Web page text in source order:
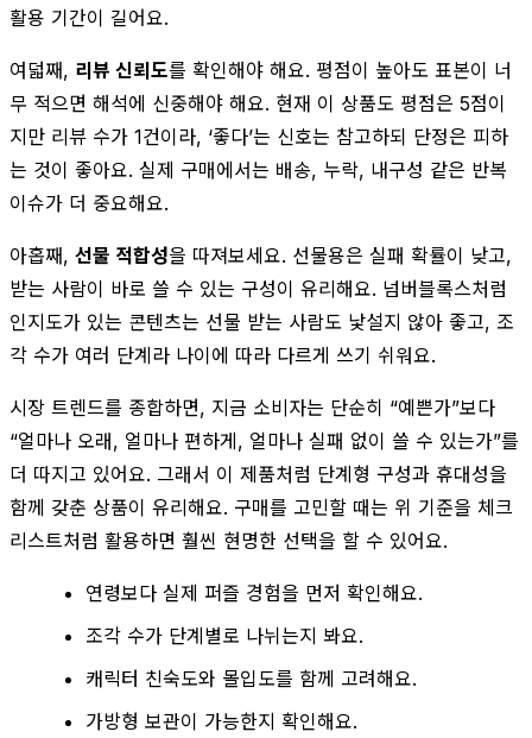
활용 기간이 길어요.
여덟째, 리뷰 신뢰도를 확인해야 해요. 평점이 높아도 표본이 너
무 적으면 해석에 신중해야 해요. 현재 이 상품도 평점은 5점이
지만 리뷰 수가 1건이라, ‘좋다’는 신호는 참고하되 단정은 피하
는 것이 좋아요. 실제 구매에서는 배송, 누락, 내구성 같은 반복
이슈가 더 중요해요.
아홉째, 선물 적합성을 따져보세요. 선물용은 실패 확률이 낮고,
받는 사람이 바로 쓸 수 있는 구성이 유리해요. 넘버블록스처럼
인지도가 있는 콘텐츠는 선물 받는 사람도 낯설지 않아 좋고, 조
각 수가 여러 단계라 나이에 따라 다르게 쓰기 쉬워요.
시장 트렌드를 종합하면, 지금 소비자는 단순히 “예쁜가”보다
“얼마나 오래, 얼마나 편하게, 얼마나 실패 없이 쓸 수 있는가”를
더 따지고 있어요. 그래서 이 제품처럼 단계형 구성과 휴대성을
함께 갖춘 상품이 유리해요. 구매를 고민할 때는 위 기준을 체크
리스트처럼 활용하면 훨씬 현명한 선택을 할 수 있어요.
연령보다 실제 퍼즐 경험을 먼저 확인해요.
조각 수가 단계별로 나뉘는지 봐요.
캐릭터 친숙도와 몰입도를 함께 고려해요.
가방형 보관이 가능한지 확인해요.